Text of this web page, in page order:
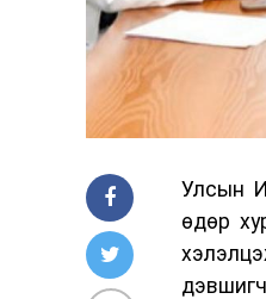
Улсын
өдөр